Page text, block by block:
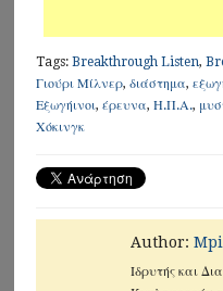
Tags:Breakthrough Listen,
Γιούρι Μίλνερ,διάστημα,
Εξωγήινοι,έρευνα,Η.Π.Α.,
Χόκινγκ
Author:
Ιδρυτής και